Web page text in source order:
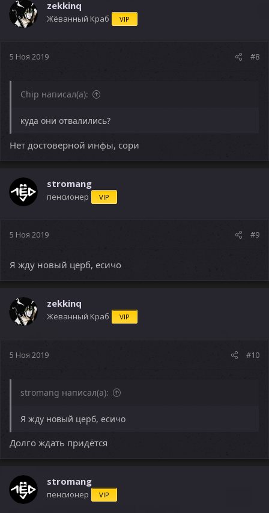
zekkinq
Жёванный Краб VIP
5 Ноя 2019 #8
Chip написал(а):
куда они отвалились?
Нет достоверной инфы, сори
stromang
пенсионер VIP
5 Ноя 2019 #9
Я жду новый церб, есичо
zekkinq
Жёванный Краб VIP
5 Ноя 2019 #10
stromang написал(а):
Я жду новый церб, есичо
Долго ждать придётся
stromang
пенсионер VIP